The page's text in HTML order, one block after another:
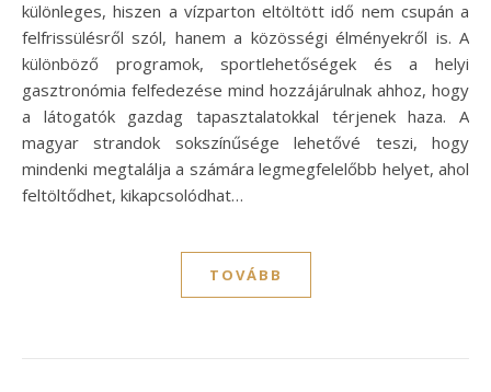
különleges, hiszen a vízparton eltöltött idő nem csupán a
felfrissülésről szól, hanem a közösségi élményekről is. A
különböző programok, sportlehetőségek és a helyi
gasztronómia felfedezése mind hozzájárulnak ahhoz, hogy
a látogatók gazdag tapasztalatokkal térjenek haza. A
magyar strandok sokszínűsége lehetővé teszi, hogy
mindenki megtalálja a számára legmegfelelőbb helyet, ahol
feltöltődhet, kikapcsolódhat…
TOVÁBB